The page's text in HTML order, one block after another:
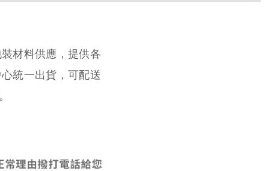
材料供應，提供各
統一出貨，可配送